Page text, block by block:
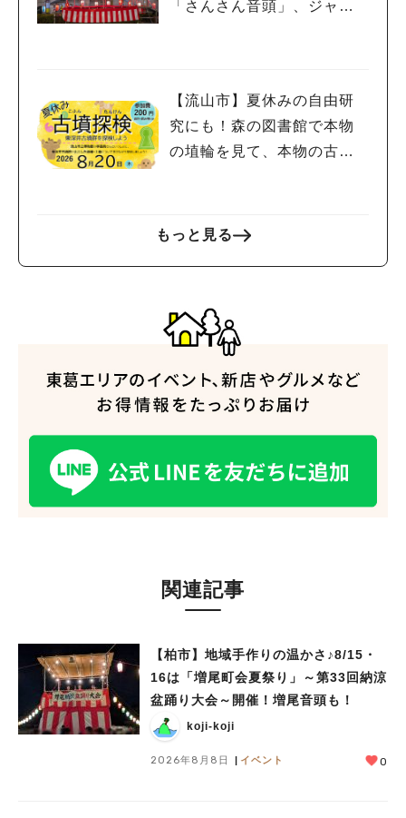
「さんさん音頭」、ジャ
【流山市】夏休みの自由研
究にも！森の図書館で本物
の埴輪を見て、本物の古墳
もっと見る
関連記事
【柏市】地域手作りの温かさ♪8/15・
16は「増尾町会夏祭り」～第33回納涼
盆踊り大会～開催！増尾音頭も！
koji-koji
2026年8月8日 イベント 0
#ラーメン#ショッピング #カフェ#スイーツ#パン#カレー#柏駅
#イベント#公園#教えたい／教えて投稿記事
#教えたい/こんなの見つけた